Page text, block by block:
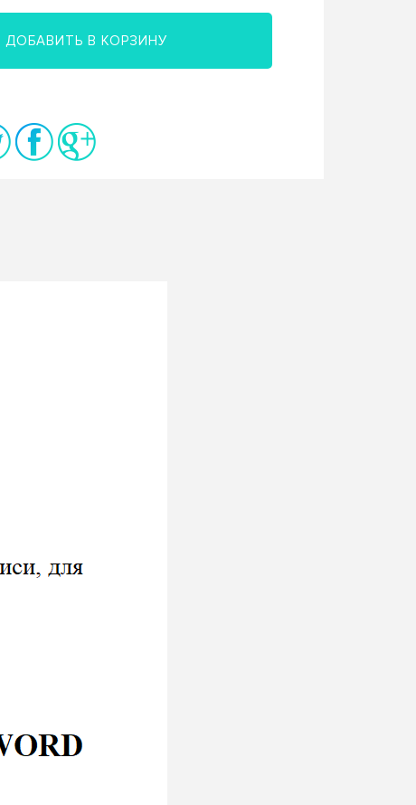
ДОБАВИТЬ В КОРЗИНУ